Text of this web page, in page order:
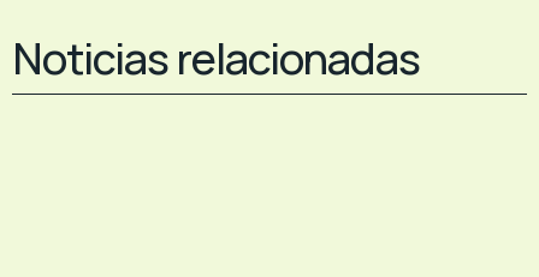
Noticias relacionadas